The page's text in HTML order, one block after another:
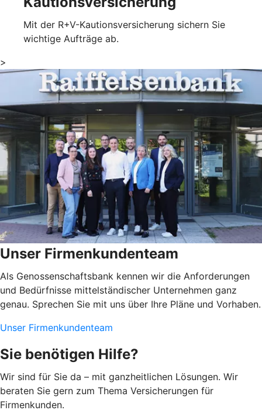
Mit der R+V-Kautionsversicherung sichern Sie
wichtige Aufträge ab.
>
Unser Firmenkundenteam
Als Genossenschaftsbank kennen wir die Anforderungen
und Bedürfnisse mittelständischer Unternehmen ganz
genau. Sprechen Sie mit uns über Ihre Pläne und Vorhaben.
Unser Firmenkundenteam
Sie benötigen Hilfe?
Wir sind für Sie da – mit ganzheitlichen Lösungen. Wir
beraten Sie gern zum Thema Versicherungen für
Firmenkunden.